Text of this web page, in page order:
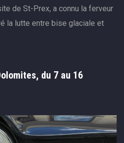
de St-Prex, a connu la ferveur
la lutte entre bise glaciale et
du 7 au 16